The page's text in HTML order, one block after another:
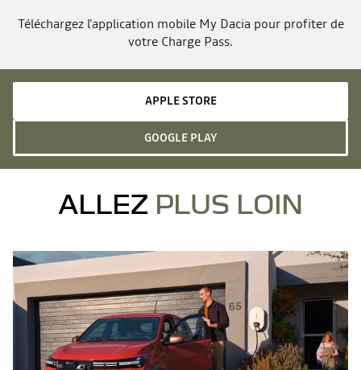
Téléchargez l’application mobile My Dacia pour profiter de
votre Charge Pass.
APPLE STORE
GOOGLE PLAY
ALLEZ PLUS LOIN